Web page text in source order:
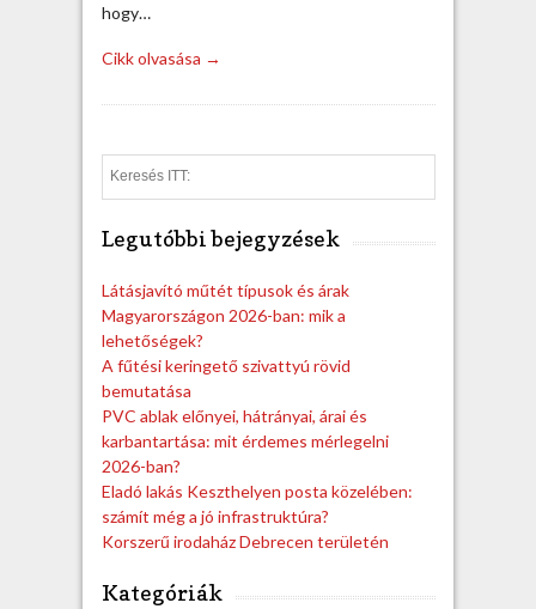
hogy…
Cikk olvasása →
e
Legutóbbi bejegyzések
Látásjavító műtét típusok és árak
Magyarországon 2026-ban: mik a
lehetőségek?
A fűtési keringető szivattyú rövid
bemutatása
PVC ablak előnyei, hátrányai, árai és
karbantartása: mit érdemes mérlegelni
2026-ban?
Eladó lakás Keszthelyen posta közelében:
számít még a jó infrastruktúra?
Korszerű irodaház Debrecen területén
Kategóriák